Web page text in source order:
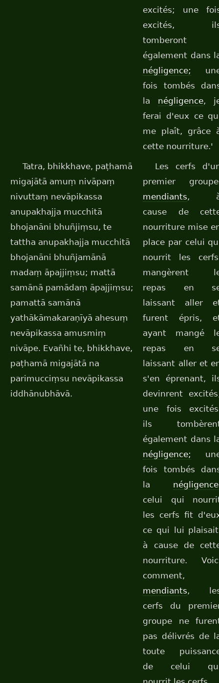
excités; une
excités,
tomberont
également dans
négligence;
fois tombés
la négligence,
ferai d'eux ce
me plaît, grâce
cette nourriture.'
Tatra, bhikkhave, paṭhamā
migajātā amuṃ nivāpaṃ
nivuttaṃ nevāpikassa
anupakhajja mucchitā
bhojanāni bhuñjiṃsu, te
tattha anupakhajja mucchitā
bhojanāni bhuñjamānā
madaṃ āpajjiṃsu; mattā
samānā pamādaṃ āpajjiṃsu;
pamattā samānā
yathākāmakaraṇīyā ahesuṃ
nevāpikassa amusmiṃ
nivāpe. Evañhi te, bhikkhave,
paṭhamā migajātā na
parimucciṃsu nevāpikassa
iddhānubhāvā.
Les cerfs
premier
mendiants,
cause de
nourriture mise
place par celui
nourrit les
mangèrent
repas en
laissant aller
furent épris,
ayant mangé
repas en
laissant aller et
s'en éprenant,
devinrent
une fois
ils
également dans
négligence;
fois tombés
la négligence
celui qui
les cerfs fit
ce qui lui
à cause de
nourriture.
comment,
mendiants,
cerfs du
groupe ne
pas délivrés de
toute
de celui